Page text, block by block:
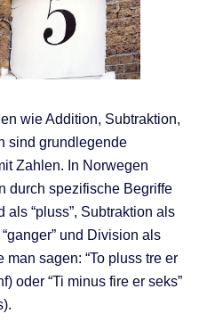
wie Addition, Subtraktion,
sind grundlegende
Zahlen. In Norwegen
durch spezifische Begriffe
“pluss”, Subtraktion als
und Division als
man sagen: “To pluss tre er
oder “Ti minus fire er seks”